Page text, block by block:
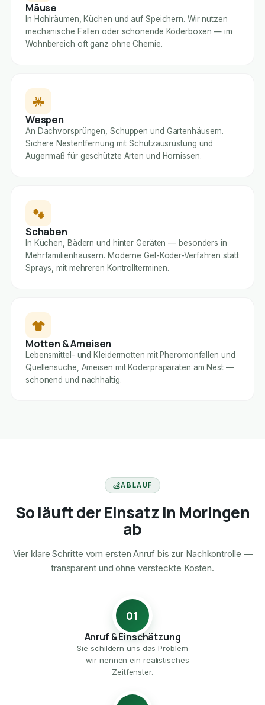
Mäuse
In Hohlräumen, Küchen und auf Speichern. Wir nutzen
mechanische Fallen oder schonende Köderboxen — im
Wohnbereich oft ganz ohne Chemie.
Wespen
An Dachvorsprüngen, Schuppen und Gartenhäusern.
Sichere Nestentfernung mit Schutzausrüstung und
Augenmaß für geschützte Arten und Hornissen.
Schaben
In Küchen, Bädern und hinter Geräten — besonders in
Mehrfamilienhäusern. Moderne Gel-Köder-Verfahren statt
Sprays, mit mehreren Kontrollterminen.
Motten & Ameisen
Lebensmittel- und Kleidermotten mit Pheromonfallen und
Quellensuche, Ameisen mit Köderpräparaten am Nest —
schonend und nachhaltig.
ABLAUF
So läuft der Einsatz in Moringen
ab
Vier klare Schritte vom ersten Anruf bis zur Nachkontrolle —
transparent und ohne versteckte Kosten.
01
Anruf & Einschätzung
Sie schildern uns das Problem
— wir nennen ein realistisches
Zeitfenster.